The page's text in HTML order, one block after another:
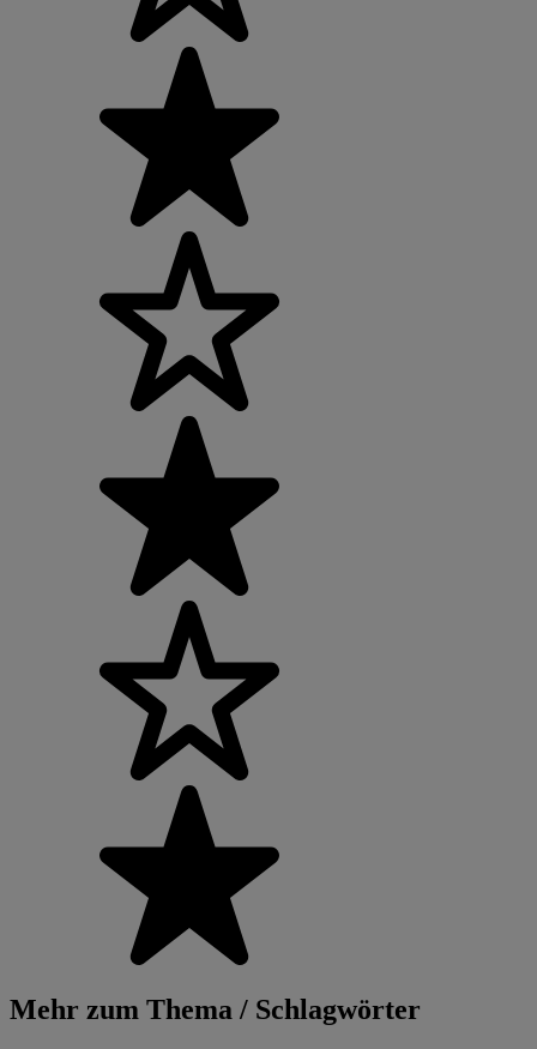
Mehr zum Thema / Schlagwörter